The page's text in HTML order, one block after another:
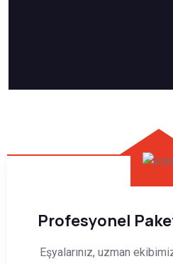
Profesyonel
Eşyalarınız, uzman